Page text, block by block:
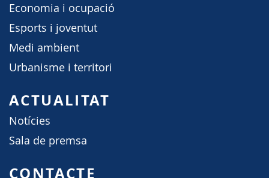
Economia i ocupació
Esports i joventut
Medi ambient
Urbanisme i territori
ACTUALITAT
Notícies
Sala de premsa
CONTACTE